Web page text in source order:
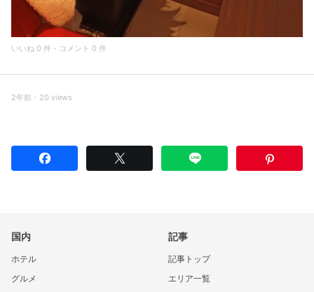
いいね 0 件・コメント 0 件
2年前・20 views
国内
ホテル
グルメ
記事
記事トップ
エリア一覧